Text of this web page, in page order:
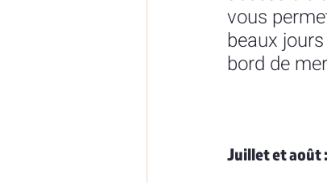
vous
beaux
bord de
Juillet et août